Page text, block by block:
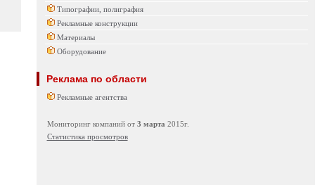
Типографии, полиграфия
Рекламные конструкции
Материалы
Оборудование
Реклама по области
Рекламные агентства
Мониторинг компаний от 3 марта 2015г.
Статистика просмотров